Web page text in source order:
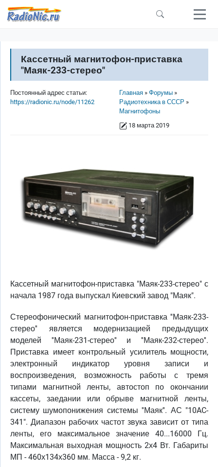
Перейти к основному содержанию
Кассетный магнитофон-приставка
"Маяк-233-стерео"
Строка навигации
Главная
Форумы
Радиотехника в СССР
Магнитофоны
18 марта 2019
Постоянный адрес статьи:
https://radionic.ru/node/11262
Кассетный магнитофон-приставка "Маяк-233-стерео" с
начала 1987 года выпускал Киевский завод "Маяк".
Стереофонический магнитофон-приставка ''Маяк-233-
стерео'' является модернизацией предыдущих
моделей ''Маяк-231-стерео'' и ''Маяк-232-стерео''.
Приставка имеет контрольный усилитель мощности,
электронный индикатор уровня записи и
воспроизведения, возможность работы с тремя
типами магнитной ленты, автостоп по окончании
кассеты, заедании или обрыве магнитной ленты,
систему шумопонижения системы ''Маяк''. АС "10AC-
341". Диапазон рабочих частот звука зависит от типа
ленты, его максимальное значение 40...16000 Гц.
Максимальная выходная мощность 2х4 Вт. Габариты
МП - 460х134х360 мм. Масса - 9,2 кг.